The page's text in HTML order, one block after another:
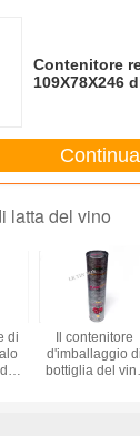
Contenitore
109X78X246
Continua
latta del vino
di
Il contenitore
d'imballaggio di
bottiglia del